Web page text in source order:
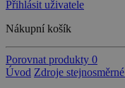
Přihlásit uživatele
Nákupní košík
Porovnat produkty 0
Úvod Zdroje